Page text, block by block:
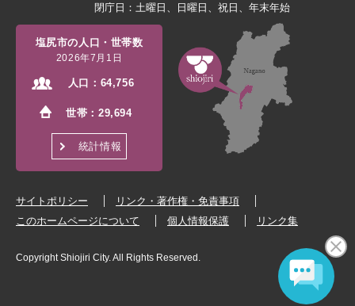
閉庁日：土曜日、日曜日、祝日、年末年始
塩尻市の人口・世帯数
2026年7月1日
人口： 64,756
世帯：29,694
統計情報
サイトポリシー
リンク・著作権・免責事項
このホームページについて
個人情報保護 リンク集
Copyright Shiojiri City. All Rights Reserved.